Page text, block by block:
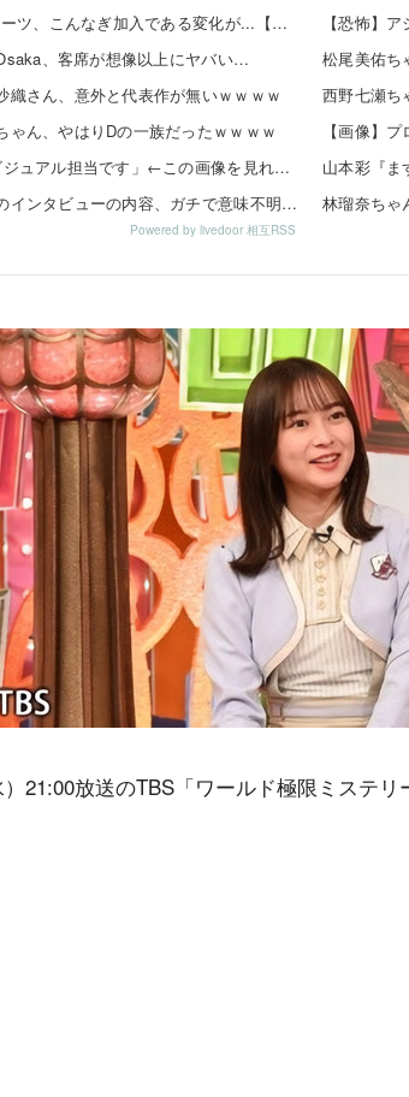
【櫻坂46】 サクラミーツ、こんなぎ加入である変化が...【公開収録レポ】
、客席が想像以上にヤバい…
織さん、意外と代表作が無いｗｗｗｗ
ゃん、やはりDの一族だったｗｗｗｗ
矢田萌華「6期生のビジュアル担当です」←この画像を見れば誰もが納得【画像あり】
【悲報】小川と川﨑のインタビューの内容、ガチで意味不明すぎる
Powered by livedoor 相互RSS
西野七瀬ち
【画像】
山本彩『ま
21:00放送のTBS「ワールド極限ミステ